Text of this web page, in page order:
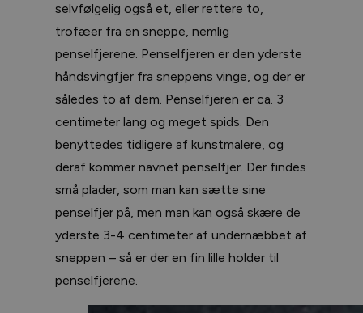
selvfølgelig også et, eller rettere to,
trofæer fra en sneppe, nemlig
penselfjerene. Penselfjeren er den yderste
håndsvingfjer fra sneppens vinge, og der er
således to af dem. Penselfjeren er ca. 3
centimeter lang og meget spids. Den
benyttedes tidligere af kunstmalere, og
deraf kommer navnet penselfjer. Der findes
små plader, som man kan sætte sine
penselfjer på, men man kan også skære de
yderste 3-4 centimeter af undernæbbet af
sneppen – så er der en fin lille holder til
penselfjerene.